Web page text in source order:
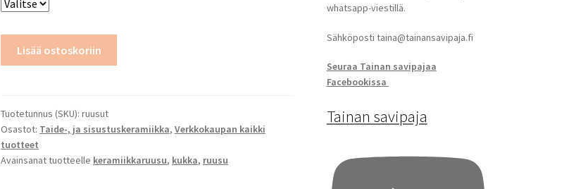
Lisää ostoskoriin
Tuotetunnus (SKU):ruusut
Osastot: Taide-, ja sisustuskeramiikka,Verkkokaupan kaikki
tuotteet
Avainsanat tuotteelle keramiikkaruusu, kukka, ruusu
whatsapp-viestillä.
Sähköposti taina@tainansavipaja.fi
Seuraa Tainan savipajaa
Facebookissa
Tainan savipaja